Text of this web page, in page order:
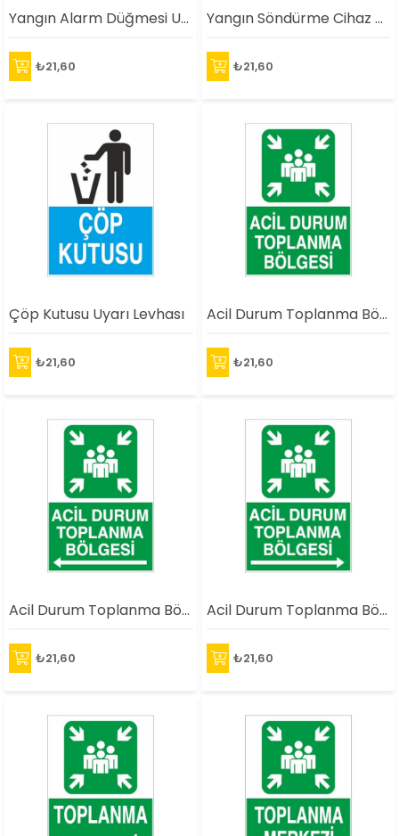
Yangın Alarm Düğmesi Uyarı Levhası
₺21,60
Yangın Söndürme Cihaz Kontrolü Uyarı Levhası
₺21,60
Çöp Kutusu Uyarı Levhası
₺21,60
Acil Durum Toplanma Bölgesi Uyarı Levhası
₺21,60
Acil Durum Toplanma Bölgesi Sol Ok
₺21,60
Acil Durum Toplanma Bölgesi Sağ Ok
₺21,60